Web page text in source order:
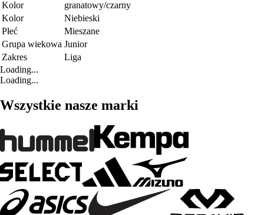
Kolor
granatowy/czarny
Kolor
Niebieski
Płeć
Mieszane
Grupa wiekowa Junior
Zakres
Liga
Loading...
Loading...
Wszystkie nasze marki